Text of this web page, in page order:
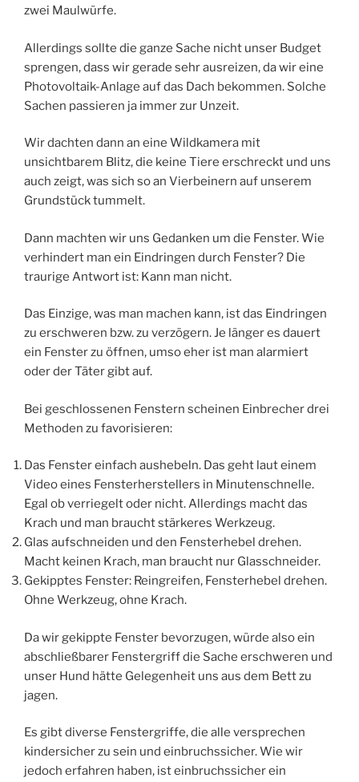
zwei Maulwürfe.
Allerdings sollte die ganze Sache nicht unser Budget
sprengen, dass wir gerade sehr ausreizen, da wir eine
Photovoltaik-Anlage auf das Dach bekommen. Solche
Sachen passieren ja immer zur Unzeit.
Wir dachten dann an eine Wildkamera mit
unsichtbarem Blitz, die keine Tiere erschreckt und uns
auch zeigt, was sich so an Vierbeinern auf unserem
Grundstück tummelt.
Dann machten wir uns Gedanken um die Fenster. Wie
verhindert man ein Eindringen durch Fenster? Die
traurige Antwort ist: Kann man nicht.
Das Einzige, was man machen kann, ist das Eindringen
zu erschweren bzw. zu verzögern. Je länger es dauert
ein Fenster zu öffnen, umso eher ist man alarmiert
oder der Täter gibt auf.
Bei geschlossenen Fenstern scheinen Einbrecher drei
Methoden zu favorisieren:
Das Fenster einfach aushebeln. Das geht laut einem
Video eines Fensterherstellers in Minutenschnelle.
Egal ob verriegelt oder nicht. Allerdings macht das
Krach und man braucht stärkeres Werkzeug.
Glas aufschneiden und den Fensterhebel drehen.
Macht keinen Krach, man braucht nur Glasschneider.
Gekipptes Fenster: Reingreifen, Fensterhebel drehen.
Ohne Werkzeug, ohne Krach.
Da wir gekippte Fenster bevorzugen, würde also ein
abschließbarer Fenstergriff die Sache erschweren und
unser Hund hätte Gelegenheit uns aus dem Bett zu
jagen.
Es gibt diverse Fenstergriffe, die alle versprechen
kindersicher zu sein und einbruchssicher. Wie wir
jedoch erfahren haben, ist einbruchssicher ein